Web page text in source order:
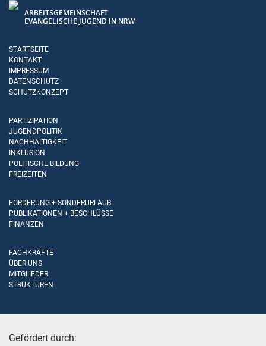
ARBEITSGEMEINSCHAFT
EVANGELISCHE JUGEND IN NRW
STARTSEITE
KONTAKT
IMPRESSUM
DATENSCHUTZ
SCHUTZKONZEPT
PARTIZIPATION
JUGENDPOLITIK
NACHHALTIGKEIT
INKLUSION
POLITISCHE BILDUNG
FREIZEITEN
FÖRDERUNG + SONDERURLAUB
PUBLIKATIONEN + BESCHLÜSSE
FINANZEN
FACHKRÄFTE
ÜBER UNS
MITGLIEDER
STRUKTUREN
Gefördert durch: